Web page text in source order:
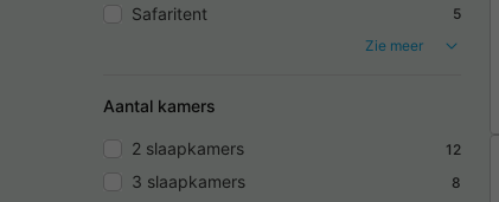
Safaritent
5
Zie meer
Aantal kamers
2 slaapkamers 12
3 slaapkamers 8